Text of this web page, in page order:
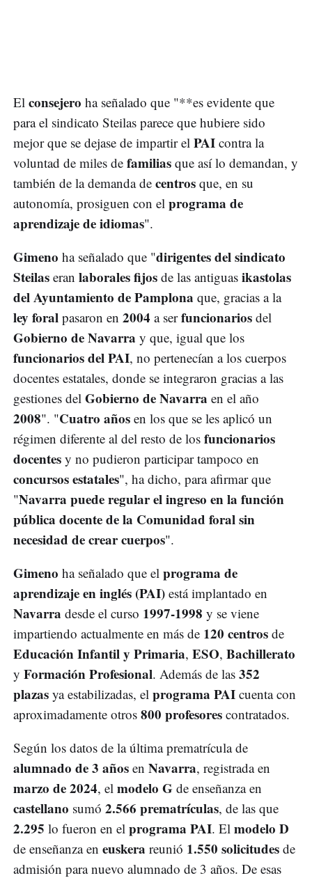
El consejero ha señalado que "**es evidente que
para el sindicato Steilas parece que hubiere sido
mejor que se dejase de impartir el PAI contra la
voluntad de miles de familias que así lo demandan, y
también de la demanda de centros que, en su
autonomía, prosiguen con el programa de
aprendizaje de idiomas".
Gimeno ha señalado que "dirigentes del sindicato
Steilas eran laborales fijos de las antiguas ikastolas
del Ayuntamiento de Pamplona que, gracias a la
ley foral pasaron en 2004 a serfuncionarios del
Gobierno de Navarra y que, igual que los
funcionarios del PAI, no pertenecían a los cuerpos
docentes estatales, donde se integraron gracias a las
gestiones del Gobierno de Navarra en el año
2008". "Cuatro años en los que se les aplicó un
régimen diferente al del resto de los funcionarios
docentes y no pudieron participar tampoco en
concursos estatales", ha dicho, para afirmar que
"Navarra puede regular el ingreso en la función
pública docentede la Comunidad foralsin
necesidad de crear cuerpos".
Gimeno ha señalado que el programa de
aprendizaje en inglés (PAI) está implantado en
Navarra desde el curso 1997-1998 y se viene
impartiendo actualmente en más de 120 centros de
Educación Infantil y Primaria, ESO, Bachillerato
y Formación Profesional. Además de las 352
plazas ya estabilizadas, el programa PAI cuenta con
aproximadamente otros 800 profesores contratados.
Según los datos de la última prematrícula de
alumnado de 3 años en Navarra, registrada en
marzo de 2024, el modelo G de enseñanza en
castellano sumó 2.566 prematrículas, de las que
2.295 lo fueron en el programa PAI. El modelo D
de enseñanza en euskera reunió 1.550 solicitudes de
admisión para nuevo alumnado de 3 años. De esas